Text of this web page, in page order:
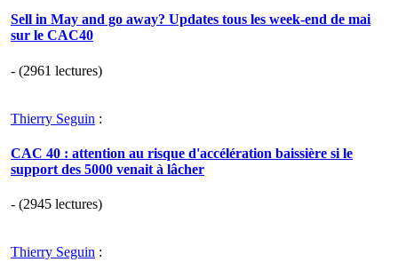
Sell in May and go away? Updates tous les week-end de mai
sur le CAC40
- (2961 lectures)
Thierry Seguin :
CAC 40 : attention au risque d'accélération baissière si le
support des 5000 venait à lâcher
- (2945 lectures)
Thierry Seguin :